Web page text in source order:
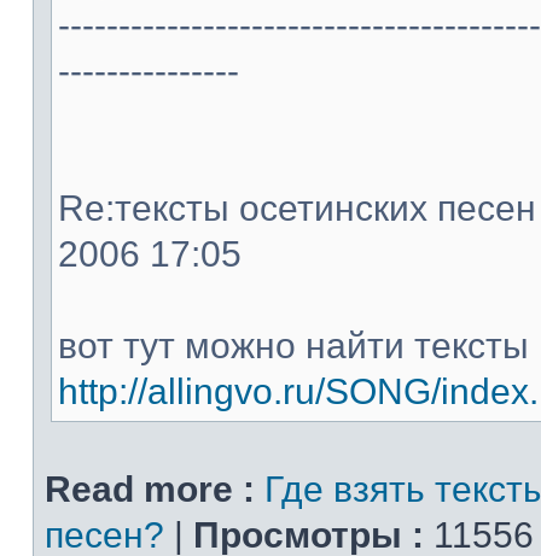
---------------
Re:тексты осетинских
2006 17:05
вот тут можно найти тексты
http://allingvo.ru/SONG/
Read more : Где взять
песен? | Просмотры :